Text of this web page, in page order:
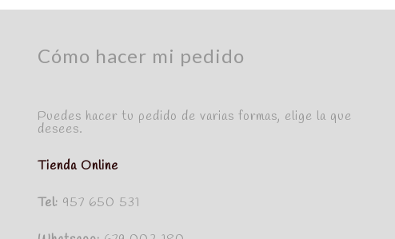
Cómo hacer mi pedido
Puedes hacer tu pedido de varias formas, elige la que
desees.
Tienda Online
Tel: 957 650 531